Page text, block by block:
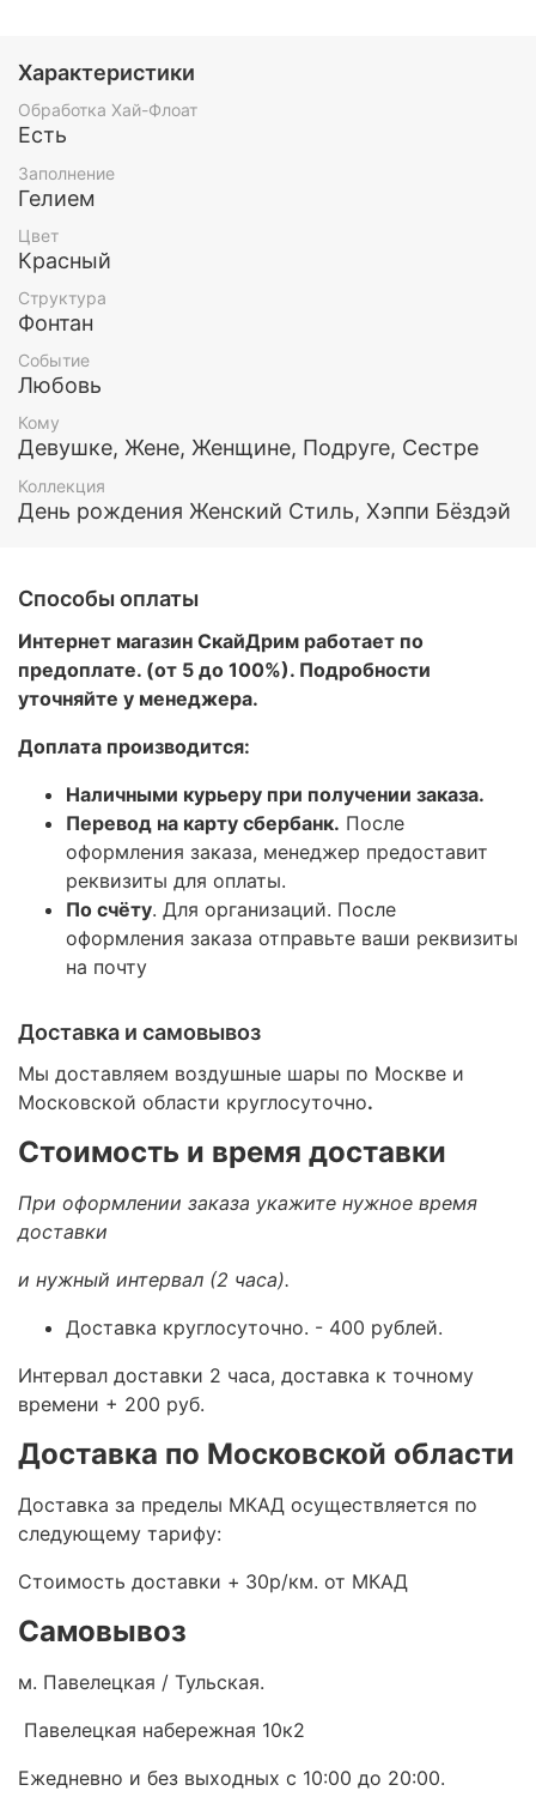
понравится .Такой набор станет оригинальным
подарком и оставит приятные воспоминания.
По вашему желанию мы можем изменить цвет и/
понравился именно вам и вашей любимой.
Все шары обработаны составом Хай флоат (для
увеличения длительности полета) и наполнены
гелием.
Этот и любой другой набор воздушных шаров вы
можете заказать у нас. Так же у нас есть доставка
по Москве и МО
Характеристики
Обработка Хай-Флоат
Есть
Заполнение
Гелием
Цвет
Красный
Структура
Фонтан
Событие
Любовь
Кому
Девушке, Жене, Женщине, Подруге, Сестре
Коллекция
День рождения Женский Стиль, Хэппи Бёздэй
Способы оплаты
Интернет магазин СкайДрим работает по
предоплате. (от 5 до 100%). Подробности
уточняйте у менеджера.
Доплата производится:
Наличными курьеру при получении заказа.
Перевод на карту сбербанк. После
оформления заказа, менеджер предоставит
реквизиты для оплаты.
По счёту. Для организаций. После
оформления заказа отправьте ваши реквизиты
на почту
Доставка и самовывоз
Мы доставляем воздушные шары по Москве и
Московской области круглосуточно.
Стоимость и время доставки
При оформлении заказа укажите нужное время
доставки
и нужный интервал (2 часа).
Доставка круглосуточно. - 400 рублей.
Интервал доставки 2 часа, доставка к точному
времени + 200 руб.
Доставка по Московской области
Доставка за пределы МКАД осуществляется по
следующему тарифу:
Стоимость доставки + 30р/км. от МКАД
Самовывоз
м. Павелецкая / Тульская.
Павелецкая набережная 10к2
Ежедневно и без выходных с 10:00 до 20:00.